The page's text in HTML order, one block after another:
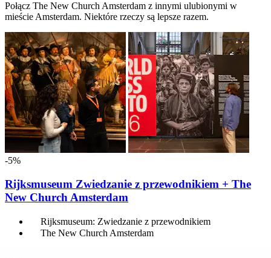
Połącz The New Church Amsterdam z innymi ulubionymi w
mieście Amsterdam. Niektóre rzeczy są lepsze razem.
-5%
Rijksmuseum Zwiedzanie z przewodnikiem + The
New Church Amsterdam
Rijksmuseum: Zwiedzanie z przewodnikiem
The New Church Amsterdam